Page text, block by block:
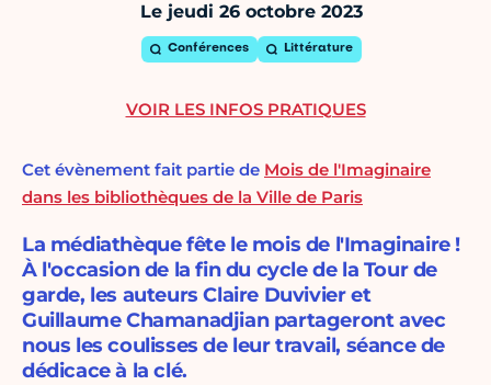
Le jeudi 26 octobre 2023
Conférences Littérature
Cet évènement fait partie de Mois de l'Imaginaire
dans les bibliothèques de la Ville de Paris
La médiathèque fête le mois de l'Imaginaire !
À l'occasion de la fin du cycle de la Tour de
garde, les auteurs Claire Duvivier et
Guillaume Chamanadjian partageront avec
nous les coulisses de leur travail, séance de
dédicace à la clé.
VOIR LES INFOS PRATIQUES